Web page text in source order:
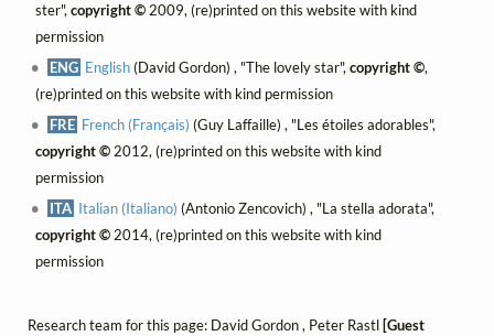
ster", copyright ©2009, (re)printed on this website with kind
permission
ENG English(David Gordon) , "The lovely star",copyright ©,
(re)printed on this website with kind permission
FRE French (Français) (Guy Laffaille) , "Les étoiles adorables",
copyright ©2012, (re)printed on this website with kind
permission
ITA Italian (Italiano) (Antonio Zencovich) , "La stella adorata",
copyright ©2014, (re)printed on this website with kind
permission
Research team for this page: David Gordon , Peter Rastl [Guest